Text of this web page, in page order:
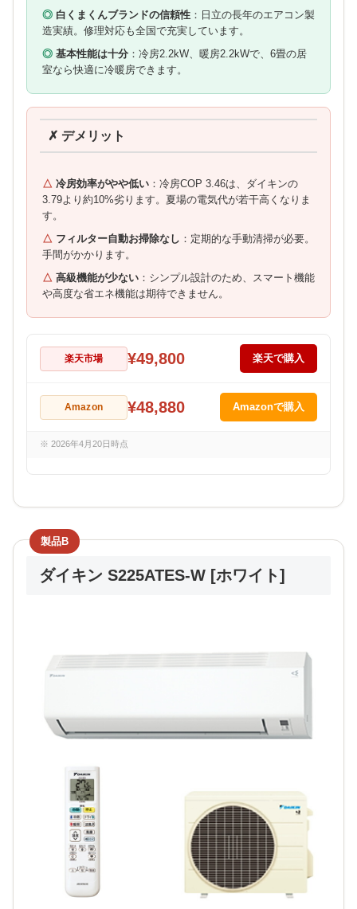
白くまくんブランドの信頼性：日立の長年のエアコン製
造実績。修理対応も全国で充実しています。
基本性能は十分：冷房2.2kW、暖房2.2kWで、6畳の居
室なら快適に冷暖房できます。
✗ デメリット
冷房効率がやや低い：冷房COP 3.46は、ダイキンの
3.79より約10%劣ります。夏場の電気代が若干高くなりま
す。
フィルター自動お掃除なし ：定期的な手動清掃が必要。
手間がかかります。
高級機能が少ない：シンプル設計のため、スマート機能
や高度な省エネ機能は期待できません。
楽天市場 ¥49,800 楽天で購入
Amazon ¥48,880 Amazonで購入
※ 2026年4月20日時点
製品B
ダイキン S225ATES-W [ホワイト]